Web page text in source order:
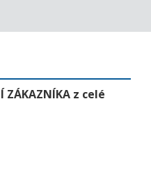
ZÁKAZNÍKA z celé